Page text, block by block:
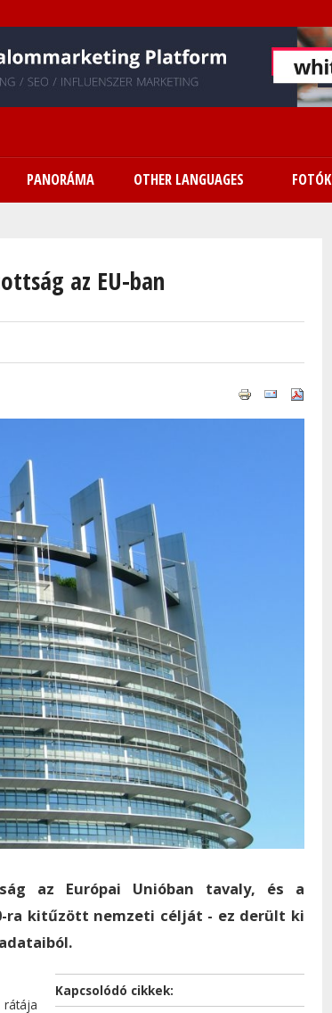
tartalomra
PANORÁMA OTHER LANGUAGES FOTÓK
az EU-ban
az Európai Unióban tavaly, és a
ra kitűzött nemzeti célját - ez derült ki
Kapcsolódó cikkek: